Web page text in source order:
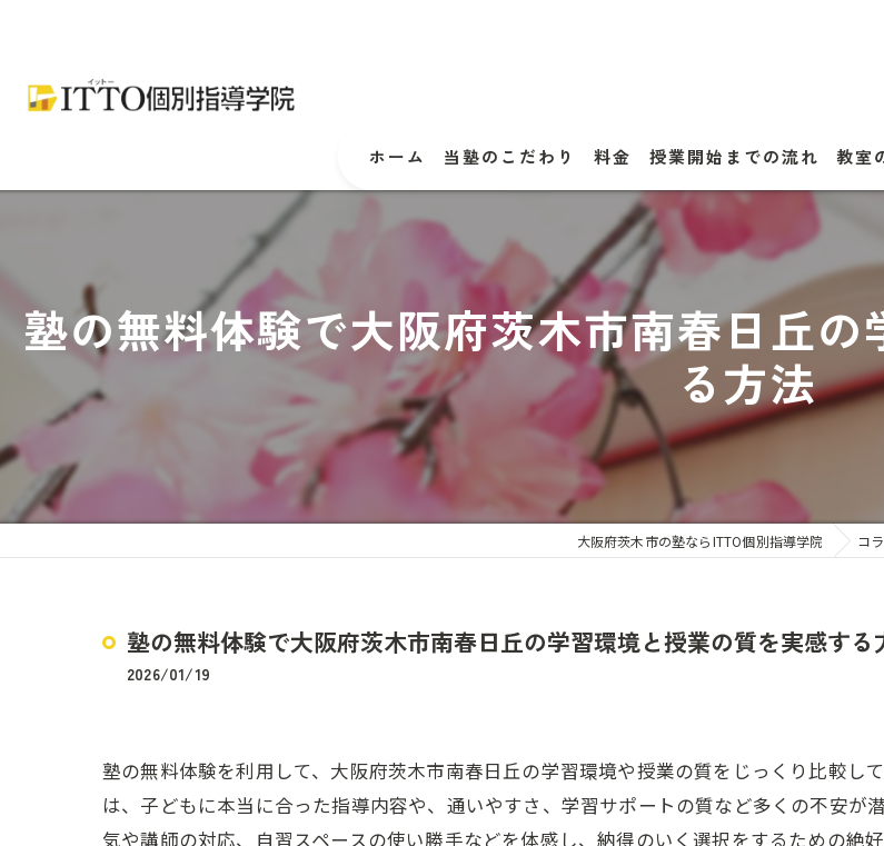
ホーム 当塾のこだわり 料金 授業開始までの流れ 教室
塾の無料体験で大阪府茨木市南春日丘
る方法
大阪府茨木市の塾ならITTO個別指導学院 コ
塾の無料体験で大阪府茨木市南春日丘の学習環境と授業の質を実感する
2026/01/19
塾の無料体験を利用して、大阪府茨木市南春日丘の学習環境や授業の質をじっくり比較し
は、子どもに本当に合った指導内容や、通いやすさ、学習サポートの質など多くの不安が
気や講師の対応、自習スペースの使い勝手などを体感し、納得のいく選択をするための絶